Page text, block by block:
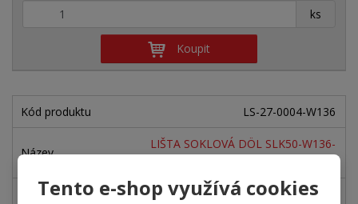
Tento e-shop využívá cookies
ks
+ -
Koupit
LS-27-0004-W136
LIŠTA SOKLOVÁ DÖL SLK50-W136-
SKLADEM U DODAVATELE